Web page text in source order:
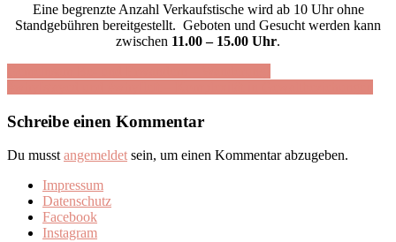
Eine begrenzte Anzahl Verkaufstische wird ab 10 Uhr ohne
Standgebühren bereitgestellt. Geboten und Gesucht werden kann
zwischen 11.00 – 15.00 Uhr.
Beitragsnavigation
Schreibe einen Kommentar
Du musst angemeldet sein, um einen Kommentar abzugeben.
Impressum
Datenschutz
Facebook
Instagram